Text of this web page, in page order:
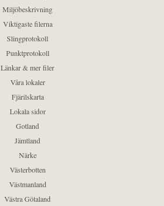
Miljöbeskrivning
Viktigaste filerna
Slingprotokoll
Punktprotokoll
Länkar & mer filer
Våra lokaler
Fjärilskarta
Lokala sidor
Gotland
Jämtland
Närke
Västerbotten
Västmanland
Västra Götaland